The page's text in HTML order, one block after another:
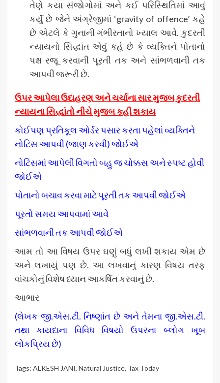
તેણે કયા સંજોગોમાં અને કઈ પરિસ્થિતિમાં આવું
કર્યું છે જેને અંગ્રેજીમાં ‘gravity of offence’ કહે
છે એટલે કે ગુનાની ગંભીરતાનો ખ્યાલ આવે. કુદરતી
ન્યાયનો સિદ્ધાંત એવું કહે છે કે વ્યક્તિને પોતાનો
પક્ષ રજૂ કરવાની પૂરતી તક અને સાંભળવાની તક
આપવી જરૂરી છે.
ઉપર આપેલા ઉદાહરણ અને ચર્ચાના સાર મુજબ કુદરતી
ન્યાયના સિદ્ધાંતો નીચે મુજબ કહી શકાય
કોઈપણ પ્રતિકૂલ ઓર્ડર પસાર કરતા પહેલાં વ્યક્તિને
નોટિસ આપવી (જાણ કરવી) જોઈએ
નોટિસમાં આપેલી વિગતો બહુ જ ચોક્કસ અને સ્પષ્ટ હોવી
જોઈએ
પોતાનો બચાવ કરવા માટે પૂરતી તક આપવી જોઈએ
પૂરતો સમય આપવામાં આવે
સાંભળવાની તક આપવી જોઈએ
આમ તો આ વિષય ઉપર ઘણું બધું લખી શકાય એમ છે
અને લખાયું પણ છે. આ લખવાનું કારણ વિષય તરફ
વાંચકોનું વિશેષ ધ્યાન આકર્ષિત કરવાનું છે.
આભાર
(લેખક જી.એસ.ટી. નિષ્ણાંત છે અને તેમના જી.એસ.ટી.
તથા કાયદાના વિવિધ વિષયો ઉપરના બ્લોગ ખૂબ
લોકપ્રિય છે)
Tags: ALKESH JANI, Natural Justice, Tax Today